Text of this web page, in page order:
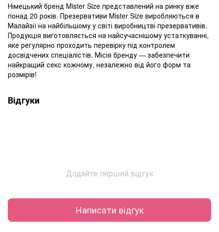
Німецький бренд Mister Size представлений на ринку вже
понад 20 років. Презервативи Mister Size виробляються в
Малайзії на найбільшому у світі виробництві презервативів.
Продукція виготовляється на найсучаснішому устаткуванні,
яке регулярно проходить перевірку під контролем
досвідчених спеціалістів. Місія бренду — забезпечити
найкращий секс кожному, незалежно від його форм та
розмірів!
Відгуки
Додайте перший відгук
Написати відгук